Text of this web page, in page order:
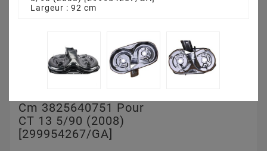
Cm 3825640751 Pour
CT 13 5/90 (2008)
[299954267/GA]
Largeur : 92 cm